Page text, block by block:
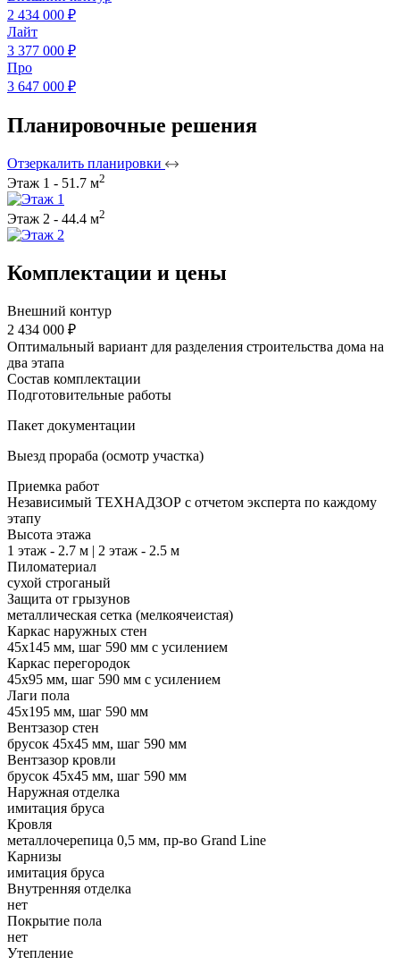
2 434 000 ₽
Лайт
3 377 000 ₽
Про
3 647 000 ₽
Планировочные решения
Отзеркалить планировки
Этаж 1 - 51.7 м2
Этаж 2 - 44.4 м2
Комплектации и цены
Внешний контур
2 434 000 ₽
Оптимальный вариант для разделения строительства дома на
два этапа
Состав комплектации
Подготовительные работы
Пакет документации
Выезд прораба (осмотр участка)
Приемка работ
Независимый ТЕХНАДЗОР с отчетом эксперта по каждому
этапу
Высота этажа
1 этаж - 2.7 м | 2 этаж - 2.5 м
Пиломатериал
сухой строганый
Защита от грызунов
металлическая сетка (мелкоячеистая)
Каркас наружных стен
45х145 мм, шаг 590 мм с усилением
Каркас перегородок
45х95 мм, шаг 590 мм с усилением
Лаги пола
45х195 мм, шаг 590 мм
Вентзазор стен
брусок 45х45 мм, шаг 590 мм
Вентзазор кровли
брусок 45х45 мм, шаг 590 мм
Наружная отделка
имитация бруса
Кровля
металлочерепица 0,5 мм, пр-во Grand Line
Карнизы
имитация бруса
Внутренняя отделка
нет
Покрытие пола
нет
Утепление